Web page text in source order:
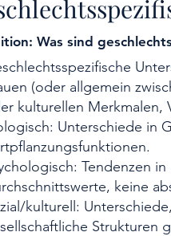
Was sind
(oder allgemein
kulturellen Merkmalen,
Unterschiede in
Tendenzen
keine
kulturell:
Strukturen